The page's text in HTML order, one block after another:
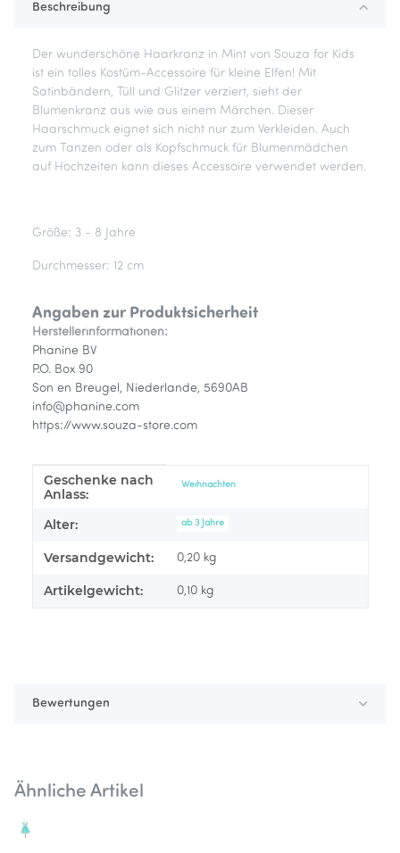
Beschreibung
Der wunderschöne Haarkranz in Mint von Souza for Kids
ist ein tolles Kostüm-Accessoire für kleine Elfen! Mit
Satinbändern, Tüll und Glitzer verziert, sieht der
Blumenkranz aus wie aus einem Märchen. Dieser
Haarschmuck eignet sich nicht nur zum Verkleiden. Auch
zum Tanzen oder als Kopfschmuck für Blumenmädchen
auf Hochzeiten kann dieses Accessoire verwendet werden.
Größe: 3 - 8 Jahre
Durchmesser: 12 cm
Angaben zur Produktsicherheit
Herstellerinformationen:
Phanine BV
P.O. Box 90
Son en Breugel, Niederlande, 5690AB
info@phanine.com
https://www.souza-store.com
Produkteigenschaft
Wert
Geschenke nach
Anlass:
Weihnachten
Alter: ab 3 Jahre
Versandgewicht: 0,20 kg
Artikelgewicht: 0,10 kg
Bewertungen
Ähnliche Artikel